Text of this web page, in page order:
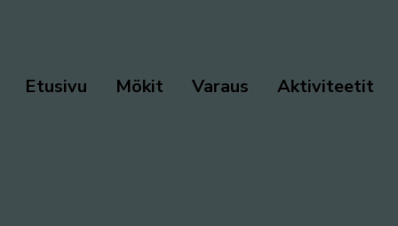
Etusivu Mökit Varaus Aktiviteetit